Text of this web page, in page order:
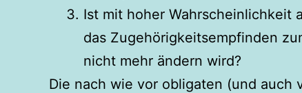
Ist mit hoher Wahrscheinlichkeit
das Zugehörigkeitsempfinden
nicht mehr ändern wird?
Die nach wie vor obligaten (und auch